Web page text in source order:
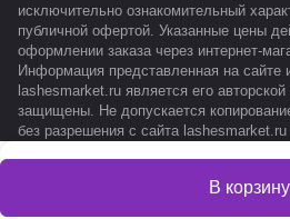
В корзину
исключительно ознакомительный
публичной офертой. Указанные цены
оформлении заказа через интернет-
Информация представленная на сайте
lashesmarket.ru является его
защищены. Не допускается
без разрешения с сайта lashesmarket.ru